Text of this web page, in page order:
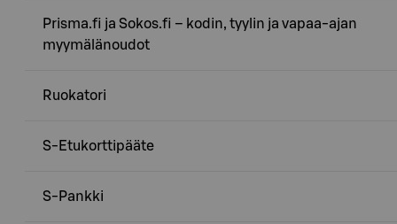
Prisma.fi ja Sokos.fi – kodin, tyylin ja vapaa-ajan
myymälänoudot
Ruokatori
S-Etukorttipääte
S-Pankki